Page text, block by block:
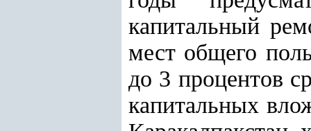
капитальный
мест общего
до 3 процентов
капитальных